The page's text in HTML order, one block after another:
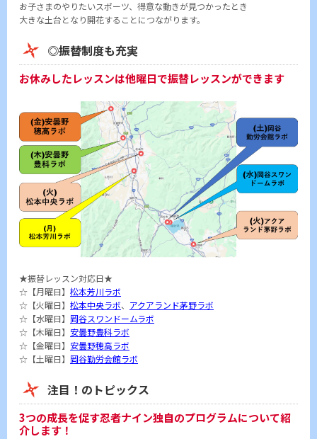
お子さまのやりたいスポーツ、得意な動きが見つかったとき
大きな土台となり開花することにつながります。
◎振替制度も充実
お休みしたレッスンは他曜日で振替レッスンができます
★振替レッスン対応日★
☆【月曜日】 松本芳川ラボ
☆【火曜日】 松本中央ラボ、 アクアランド茅野ラボ
☆【水曜日】 岡谷スワンドームラボ
☆【木曜日】 安曇野豊科ラボ
☆【金曜日】 安曇野穂高ラボ
☆【土曜日】 岡谷勤労会館ラボ
注目！のトピックス
3つの成長を促す忍者ナイン独自のプログラムについて紹
介します！